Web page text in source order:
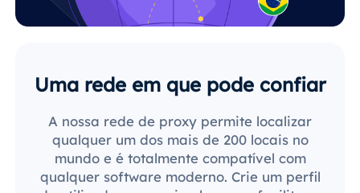
Uma rede em que pode confiar
A nossa rede de proxy permite localizar
qualquer um dos mais de 200 locais no
mundo e é totalmente compatível com
qualquer software moderno. Crie um perfil